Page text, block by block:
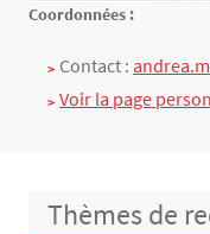
Texte
Coordonnées :
Contact :
Voir la page
Thèmes de